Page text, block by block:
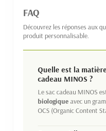
FAQ
Découvrez les réponses aux
produit personnalisable.
Quelle est la
cadeau MINOS ?
Le sac cadeau MINOS
biologiqueavec un
OCS (Organic Content